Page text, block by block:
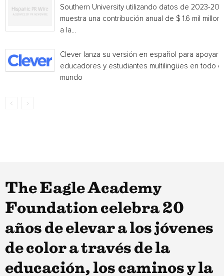
Southern University utilizando datos de 2023-
muestra una contribución anual de $ 1.6 mil
a la...
Clever lanza su versión en español para apoyar a
educadores y estudiantes multilingües en todo el
mundo
The Eagle Academy
Foundation celebra 20
años de elevar a los jóvenes
de color a través de la
educación, los caminos y la